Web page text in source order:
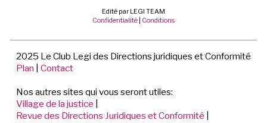
Edité par LEGI TEAM
Confidentialité | Conditions
2025 Le Club Legi des Directions juridiques et Conformité
Plan
Contact
Nos autres sites qui vous seront utiles:
Village de la justice
Revue des Directions Juridiques et Conformité